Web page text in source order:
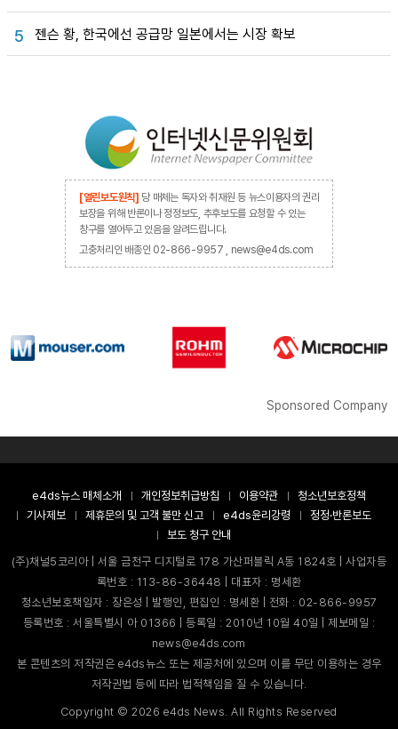
5 젠슨 황, 한국에선 공급망 일본에서는 시장 확보
[열린보도원칙] 당 매체는 독자와 취재원 등 뉴스이용자의 권리
보장을 위해 반론이나 정정보도, 추후보도를 요청할 수 있는
창구를 열어두고 있음을 알려드립니다.
고충처리인 배종인 02-866-9957 , news@e4ds.com
Sponsored Company
e4ds뉴스 매체소개 개인정보취급방침 이용약관
청소년보호정책
기사제보
제휴문의 및 고객 불만 신고 e4ds윤리강령
정정·반론보도
보도 청구 안내
(주)채널5코리아 | 서울 금천구 디지털로 178 가산퍼블릭 A동 1824호 | 사업자등
록번호 : 113-86-36448 | 대표자 : 명세환
청소년보호책임자 : 장은성 | 발행인, 편집인 : 명세환 | 전화 : 02-866-9957
등록번호 : 서울특별시 아 01366 | 등록일 : 2010년 10월 40일 | 제보메일 :
news@e4ds.com
본 콘텐츠의 저작권은 e4ds뉴스 또는 제공처에 있으며 이를 무단 이용하는 경우
저작권법 등에 따라 법적책임을 질 수 있습니다.
Copyright ©2026 e4ds News. All Rights Reserved